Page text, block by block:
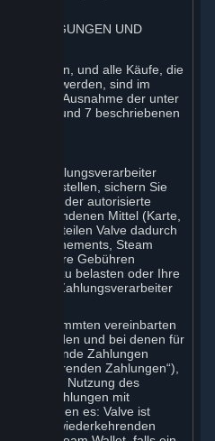
UND
entstehen, und alle Käufe, die
getätigt werden, sind im
mit Ausnahme der unter
3.I und 7 beschriebenen
seiner Zahlungsverarbeiter
stellen, sichern Sie
dass Sie der autorisierte
verbundenen Mittel (Karte,
Sie erteilen Valve dadurch
Abonnements, Steam
oder andere Gebühren
zu belasten oder Ihre
Dritt-Zahlungsverarbeiter
bestimmten vereinbarten
werden und bei denen für
Zahlungen
Zahlungen“),
Nutzung des
Zahlungen mit
bestätigen es: Valve ist
wiederkehrenden